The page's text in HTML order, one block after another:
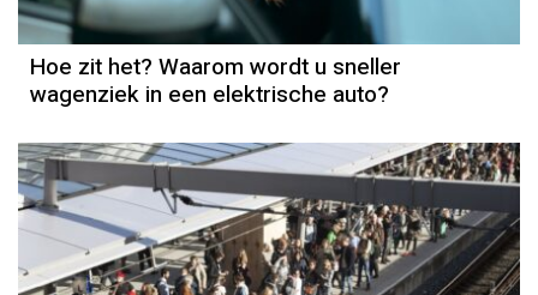
Hoe zit het? Waarom wordt u sneller
wagenziek in een elektrische auto?